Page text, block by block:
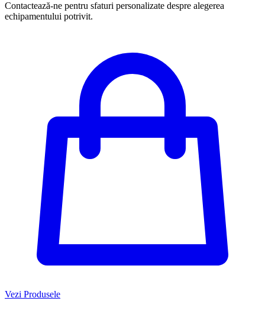
Contactează-ne pentru sfaturi personalizate despre alegerea
echipamentului potrivit.
Vezi Produsele